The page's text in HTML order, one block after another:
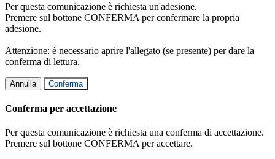
Per questa comunicazione è richiesta un'adesione.
Premere sul bottone CONFERMA per confermare la propria
adesione.
Attenzione: è necessario aprire l'allegato (se presente) per dare la
conferma di lettura.
Annulla Conferma
Conferma per accettazione
Per questa comunicazione è richiesta una conferma di accettazione.
Premere sul bottone CONFERMA per accettare.